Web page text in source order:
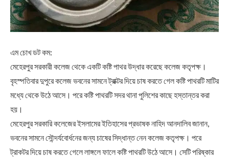
এম চোখ ডট কম:
মেহেরপুর সরকারী কলেজ থেকে একটি কষ্টি পাথর উদ্ধার করেছে কলেজ কতৃপক্ষ।
বৃহস্পতিবার দুপুরে কলেজ ভবনের সামনে ট্রাক্টর দিয়ে চাষ করতে গেল কষ্টি পাথরটি মাটির
মধ্যে থেকে উঠে আসে। পরে কষ্টি পাথরটি সদর থানা পুলিশের কাছে হস্তান্তর করা
হয়।
মেহেরপুর সরকারি কলেজের ইসলামের ইতিহাসের প্রভাষক নাহিদ আনদালিব জানান,
ভবনের সামনে সৌন্দর্যবোর্ধনের জন্য চাষের সিদ্ধান্ত নেন কলেজ কতৃপক্ষ। পরে
ট্রাকটর দিয়ে চাষ করতে গেলে লাঙ্গলে ফালে কষ্টি পাথরটি উঠে আসে। সেটি পরিষ্কার